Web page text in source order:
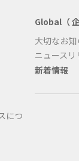
につ
Global（ 企
大切なお知
ニュースリ
新着情報